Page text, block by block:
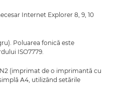
Internet Explorer 8, 9, 10
Poluarea fonică este
ISO7779.
N2 (imprimat de o imprimantă cu
A4, utilizând setările